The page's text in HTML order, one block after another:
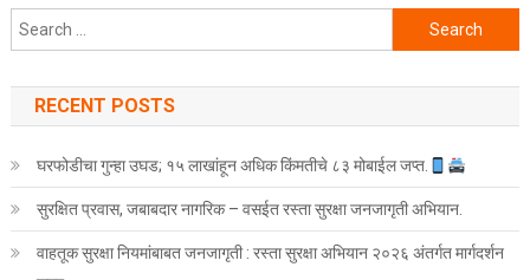
Search for:
RECENT POSTS
घरफोडीचा गुन्हा उघड; १५ लाखांहून अधिक किंमतीचे ८३ मोबाईल जप्त.
सुरक्षित प्रवास, जबाबदार नागरिक – वसईत रस्ता सुरक्षा जनजागृती अभियान.
वाहतूक सुरक्षा नियमांबाबत जनजागृती : रस्ता सुरक्षा अभियान २०२६ अंतर्गत मार्गदर्शन